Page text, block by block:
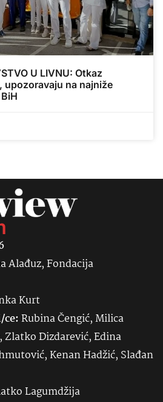
U LIVNU: Otkaz
upozoravaju na najniže
Alađuz, Fondacija
Kurt
ce:Rubina Čengić, Milica
Dizdarević, Edina
Kenan Hadžić, Slađan
Lagumdžija